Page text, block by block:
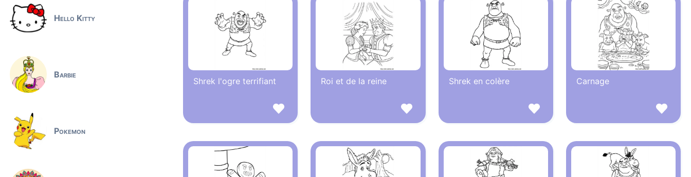
Hello Kitty
Barbie
Pokemon
Shrek l'ogre terrifiant Roi et de la reine Shrek en colère Carnage